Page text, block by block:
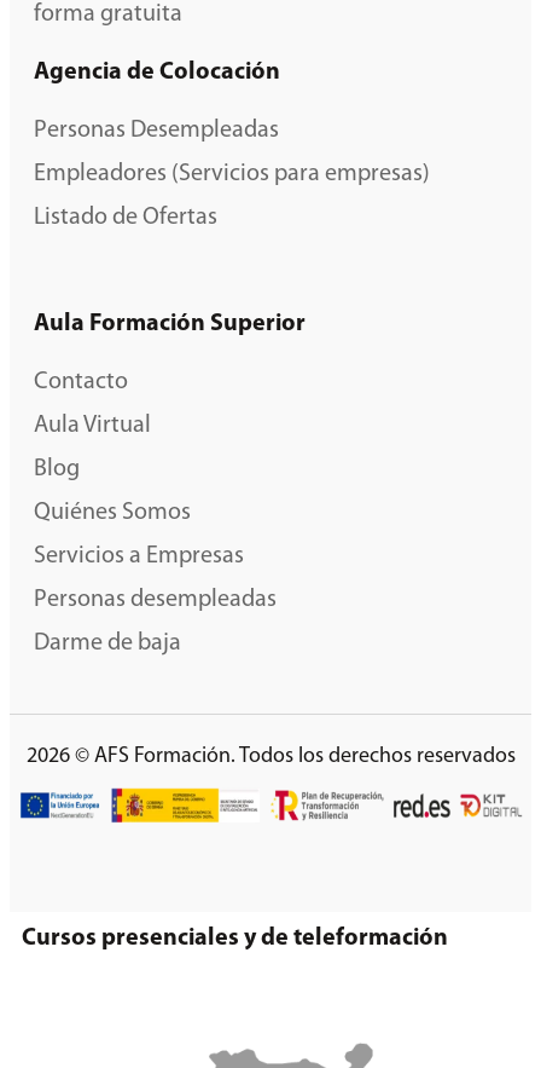
forma gratuita
Agencia de Colocación
Personas Desempleadas
Empleadores (Servicios para empresas)
Listado de Ofertas
Aula Formación Superior
Contacto
Aula Virtual
Blog
Quiénes Somos
Servicios a Empresas
Personas desempleadas
Darme de baja
2026 © AFS Formación. Todos los derechos reservados
Cursos presenciales y de teleformación